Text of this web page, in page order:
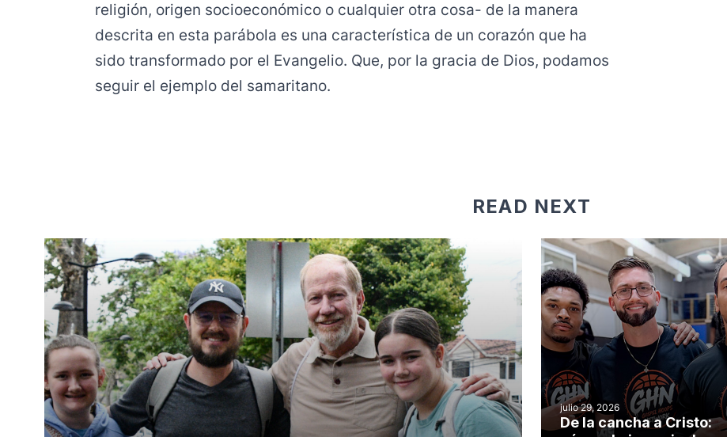
religión, origen socioeconómico o cualquier otra cosa- de la manera
descrita en esta parábola es una característica de un corazón que ha
sido transformado por el Evangelio. Que, por la gracia de Dios, podamos
seguir el ejemplo del samaritano.
READ NEXT
julio 29, 2026
De la cancha a Cristo: